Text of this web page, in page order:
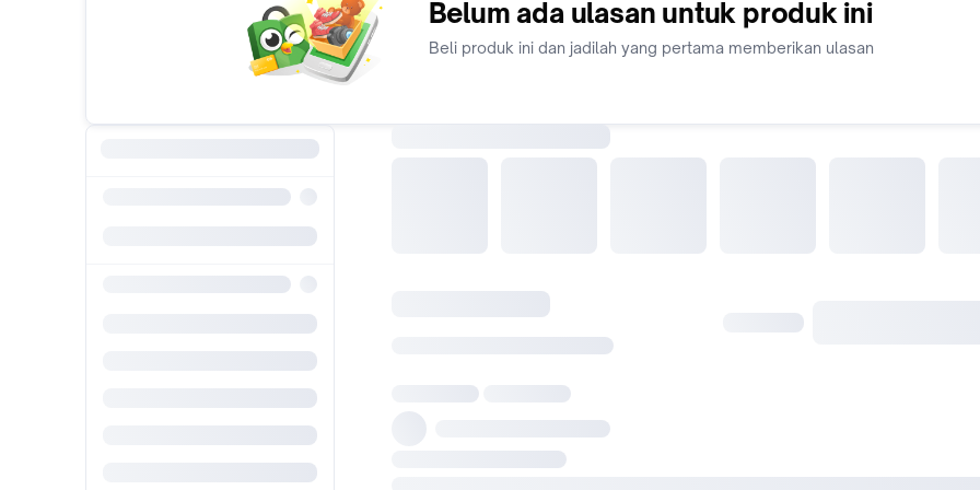
Ingin solusi herbal alami tanpa bahan sintetis
#obatlambung #asamlambung #perutperih
#obatherbalasamlambung #soluma #herbalperutkembung
Belum ada ulasan untuk produk ini
Beli produk ini dan jadilah yang pertama memberikan ulasan